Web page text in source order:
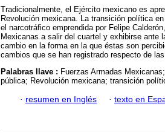
Tradicionalmente, el Ejército mexicano es
Revolución mexicana. La transición política
el narcotráfico emprendida por Felipe
Mexicanas a salir del cuartel y exhibirse ante
cambio en la forma en la que éstas son
cambios que se han registrado respecto de
Palabras llave : Fuerzas Armadas
pública; Revolución mexicana; transición
· resumen en Inglés · texto en